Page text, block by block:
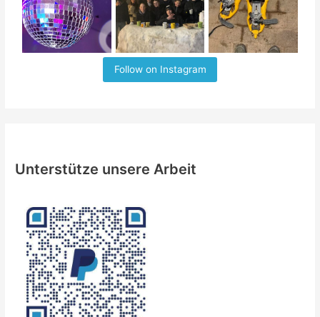
Follow on Instagram
Unterstütze unsere Arbeit